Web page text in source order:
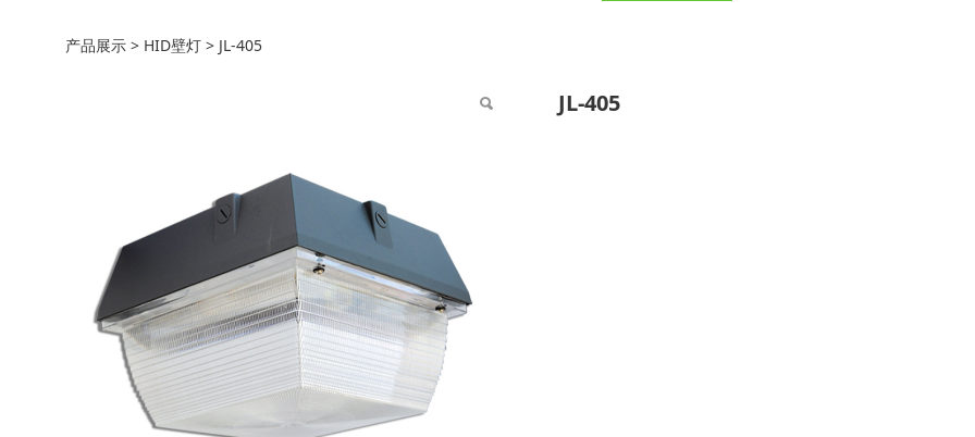
JL-405
产品展示 > HID壁灯 > JL-405
JL-405